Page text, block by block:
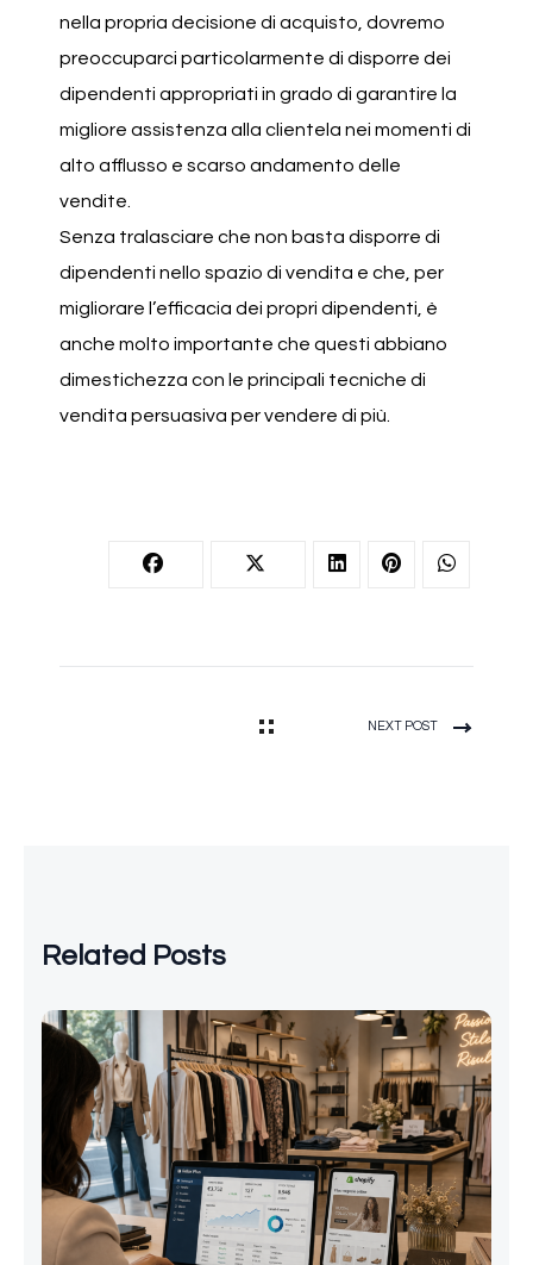
nella propria decisione di acquisto, dovremo
preoccuparci particolarmente di disporre dei
dipendenti appropriati in grado di garantire la
migliore assistenza alla clientela nei momenti di
alto afflusso e scarso andamento delle
vendite.
Senza tralasciare che non basta disporre di
dipendenti nello spazio di vendita e che, per
migliorare l’efficacia dei propri dipendenti, è
anche molto importante che questi abbiano
dimestichezza con le principali tecniche di
vendita persuasiva per vendere di più.
NEXT POST
Related Posts